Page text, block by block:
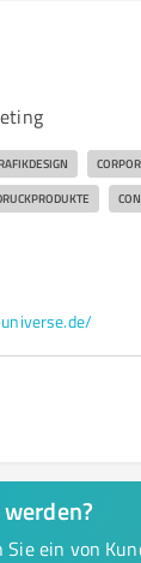
ein von